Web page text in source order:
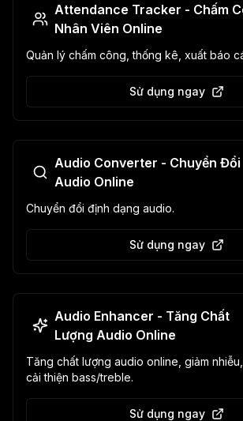
Attendance Tracker - Chấm
Nhân Viên Online
Quản lý chấm công, thống kê, xuất báo
Sử dụng ngay
Audio Converter - Chuyển Đổi
Audio Online
Chuyển đổi định dạng audio.
Sử dụng ngay
Audio Enhancer - Tăng Chất
Lượng Audio Online
Tăng chất lượng audio online, giảm
cải thiện bass/treble.
Sử dụng ngay